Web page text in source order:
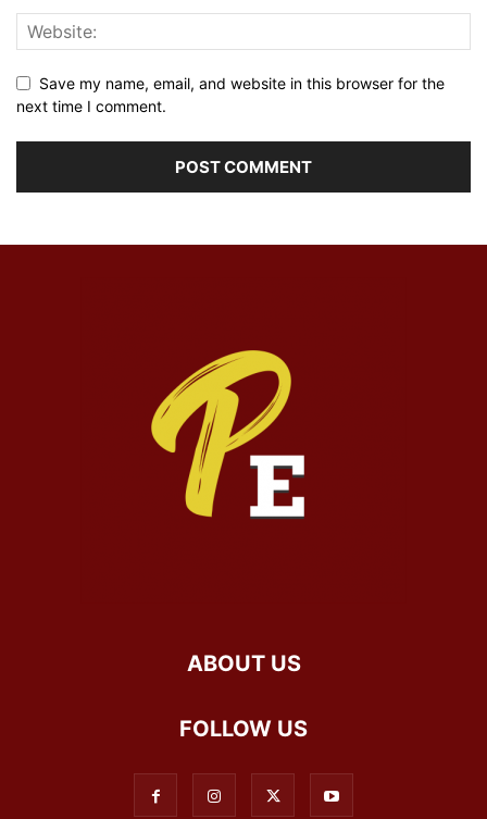
Save my name, email, and website in this browser for the
next time I comment.
ABOUT US
FOLLOW US